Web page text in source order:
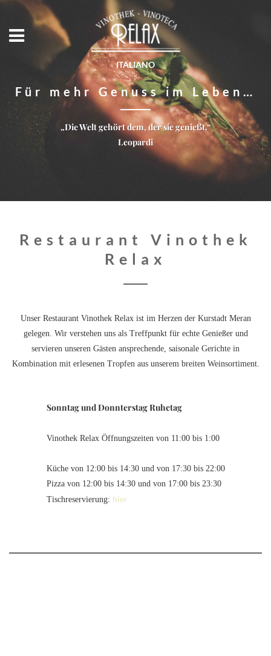
ITALIANO
Für mehr Genuss im Leben…
„Die Welt gehört dem, der sie genießt.“
Leopardi
Restaurant Vinothek
Relax
Unser Restaurant Vinothek Relax ist im Herzen der Kurstadt Meran
gelegen. Wir verstehen uns als Treffpunkt für echte Genießer und
servieren unseren Gästen ansprechende, saisonale Gerichte in
Kombination mit erlesenen Tropfen aus unserem breiten Weinsortiment.
Sonntag und Donnterstag Ruhetag
Vinothek Relax Öffnungszeiten von 11:00 bis 1:00
Küche von 12:00 bis 14:30 und von 17:30 bis 22:00
Pizza von 12:00 bis 14:30 und von 17:00 bis 23:30
Tischreservierung: hier